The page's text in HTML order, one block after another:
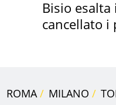
Bisio
cancellato i
ROMA MILANO